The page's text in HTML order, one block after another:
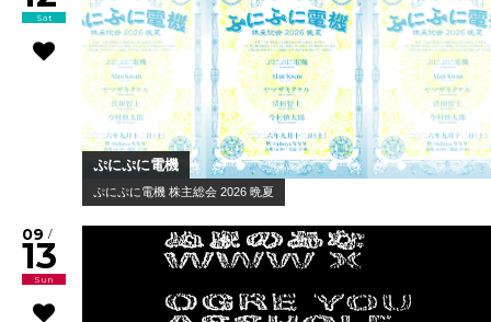
Sat
ぷにぷに電機
ぷにぷに電機 株主総会 2026 晩夏
09 /
13
Sun